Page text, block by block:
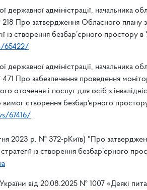
адміністрації, начальника
Про затвердження Обласного плану
із створення безбар’єрного простору
65422/
адміністрації, начальника
Про забезпечення проведення
оточення і послуг для осіб з
вимог створення безбар'єрного
67416/
2023 р. № 372-рКиїв) "Про
стратегії із створення безбар’єрного
України від 20.08.2025 № 1007 «Деякі